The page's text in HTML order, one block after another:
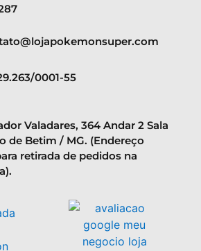
0001-55
Valadares, 364 Andar 2 Sala
de Betim / MG. (Endereço
retirada de pedidos na